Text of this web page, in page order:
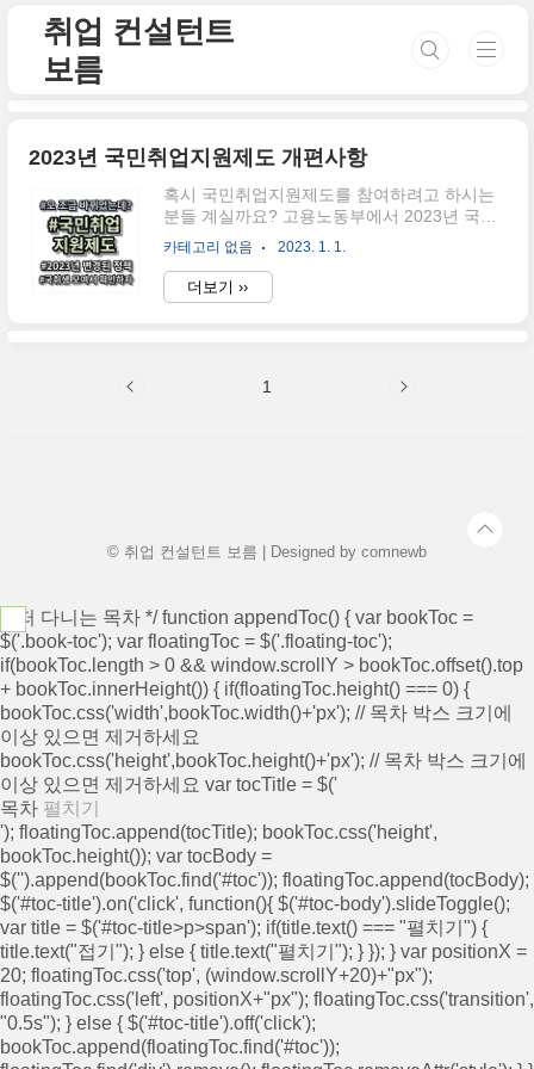
취업 컨설턴트
보름
2023년 국민취업지원제도 개편사항
혹시 국민취업지원제도를 참여하려고 하시는
분들 계실까요? 고용노동부에서 2023년 국민
취업지원제도를 개편하여, 변화하는 부분이 있
다고 하는데요. 빠르게 알아보러 가시죠. 국민
취업지원제도 내실화 있게 변경되었다? 국민
취업지원제도가 조금 더 내실화 있게 변경되었
비판을 받기도 하며, 고용노동부가 2023년이
카테고리 없음 2023. 1. 1.
더보기 ››
1
© 취업 컨설턴트 보름 | Designed by comnewb
/* 떠 다니는 목차 */ function appendToc() { var bookToc =
$('.book-toc'); var floatingToc = $('.floating-toc');
if(bookToc.length > 0 && window.scrollY > bookToc.offset().top
+ bookToc.innerHeight()) { if(floatingToc.height() === 0) {
bookToc.css('width',bookToc.width()+'px'); // 목차 박스 크기에
이상 있으면 제거하세요
bookToc.css('height',bookToc.height()+'px'); // 목차 박스 크기에
이상 있으면 제거하세요 var tocTitle = $('
목차 펼치기
'); floatingToc.append(tocTitle); bookToc.css('height',
bookToc.height()); var tocBody =
$('').append(bookToc.find('#toc')); floatingToc.append(tocBody);
$('#toc-title').on('click', function(){ $('#toc-body').slideToggle();
var title = $('#toc-title>p>span'); if(title.text() === "펼치기") {
title.text("접기"); } else { title.text("펼치기"); } }); } var positionX =
20; floatingToc.css('top', (window.scrollY+20)+"px");
floatingToc.css('left', positionX+"px"); floatingToc.css('transition',
"0.5s"); } else { $('#toc-title').off('click');
bookToc.append(floatingToc.find('#toc'));